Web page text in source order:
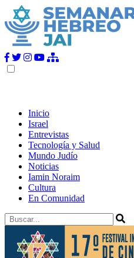
Inicio
Israel
Entrevistas
Tecnología y Salud
Mundo Judío
Noticias
Iamin Noraim
Cultura
En Comunidad